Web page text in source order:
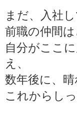
まだ、入社し
前職の仲間
自分がここ
え、
数年後に、
これからし